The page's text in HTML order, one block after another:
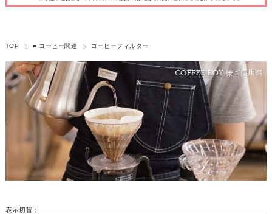
TOP ■ コーヒー関連 コーヒーフィルター
表示切替：